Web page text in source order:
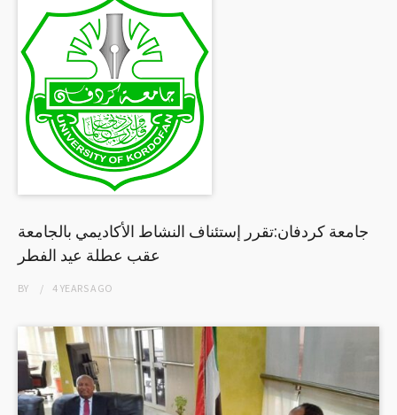
جامعة كردفان:تقرر إستئناف النشاط الأكاديمي بالجامعة
عقب عطلة عيد الفطر
BY 4 YEARSAGO